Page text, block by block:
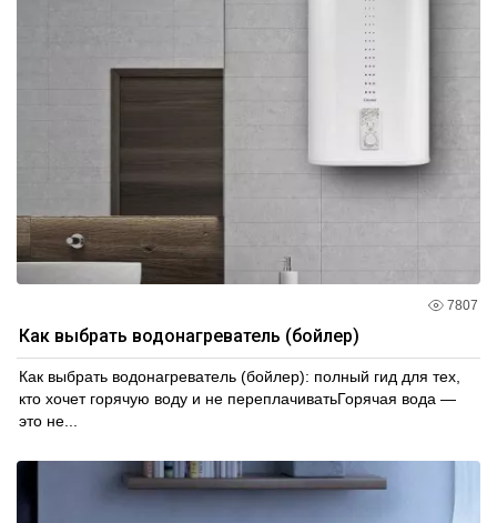
7807
Как выбрать водонагреватель (бойлер)
Как выбрать водонагреватель (бойлер): полный гид для тех,
кто хочет горячую воду и не переплачиватьГорячая вода —
это не...